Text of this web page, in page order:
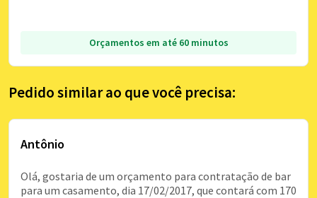
Orçamentos em até 60 minutos
Pedido similar ao que você precisa:
Antônio
Olá, gostaria de um orçamento para contratação de bar
para um casamento, dia 17/02/2017, que contará com 170